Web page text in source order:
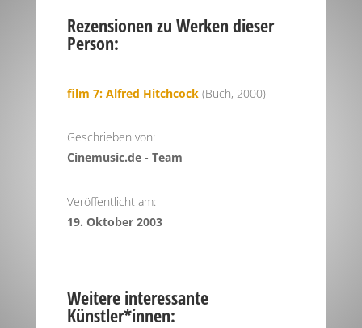
Rezensionen zu Werken dieser
Person:
film 7: Alfred Hitchcock(Buch, 2000)
Geschrieben von:
Cinemusic.de - Team
Veröffentlicht am:
19. Oktober 2003
Weitere interessante
Künstler*innen: